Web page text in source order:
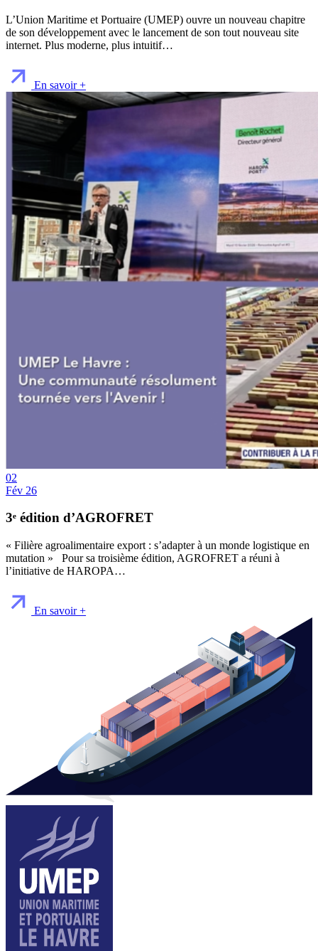
L’Union Maritime et Portuaire (UMEP) ouvre un nouveau chapitre
de son développement avec le lancement de son tout nouveau site
internet. Plus moderne, plus intuitif…
En savoir +
02
Fév 26
3ᵉ édition d’AGROFRET
« Filière agroalimentaire export : s’adapter à un monde logistique en
mutation » Pour sa troisième édition, AGROFRET a réuni à
l’initiative de HAROPA…
En savoir +